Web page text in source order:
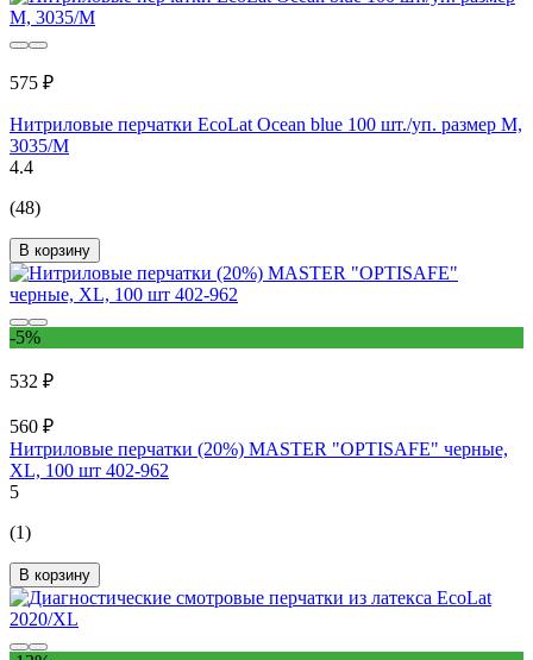
575 ₽
Нитриловые перчатки EcoLat Ocean blue 100 шт./уп. размер M,
3035/M
4.4
(48)
В корзину
-5%
532 ₽
560 ₽
Нитриловые перчатки (20%) MASTER "OPTISAFE" черные,
XL, 100 шт 402-962
5
(1)
В корзину